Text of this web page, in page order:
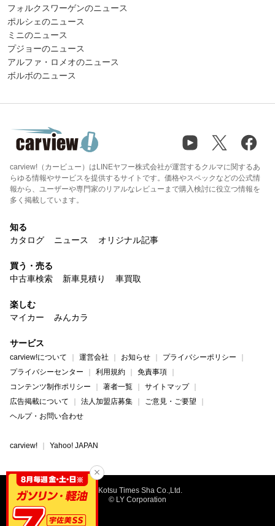
フォルクスワーゲンのニュース
ポルシェのニュース
ミニのニュース
プジョーのニュース
アルファ・ロメオのニュース
ボルボのニュース
carview!（カービュー）はLINEヤフー株式会社が運営するクルマに関するあ
らゆる情報やサービスを提供するサイトです。価格やスペックなどの公式情
報から、ユーザーや専門家のリアルなレビューまで購入検討に役立つ情報を
多く掲載しています。
知る
カタログ
ニュース オリジナル記事
買う・売る
中古車検索
新車見積り 車買取
楽しむ
マイカー
みんカラ
サービス
carview!について 運営会社 お知らせ
プライバシーポリシー
プライバシーセンター
利用規約
免責事項
コンテンツ制作ポリシー
著者一覧
サイトマップ
広告掲載について
法人加盟店募集
ご意見・ご要望
ヘルプ・お問い合わせ
carview! Yahoo! JAPAN
©Kotsu Times Sha Co.,Ltd.
© LY Corporation